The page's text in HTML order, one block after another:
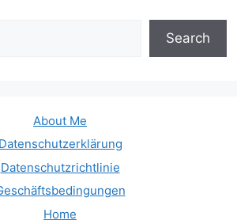
Search
About Me
Datenschutzerklärung
Datenschutzrichtlinie
Home